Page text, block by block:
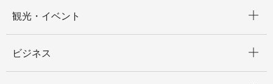
観光・イベント
ビジネス